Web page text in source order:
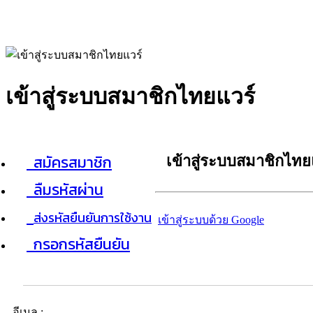
เข้าสู่ระบบสมาชิกไทยแวร์
สมัครสมาชิก
ลืมรหัสผ่าน
ส่งรหัสยืนยันการใช้งาน
กรอกรหัสยืนยัน
เข้าสู่ระบบสมาชิกไท
เข้าสู่ระบบด้วย Google